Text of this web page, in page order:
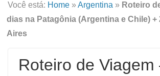
Você está: Home »Argentina » Roteiro
dias na Patagônia (Argentina e Chile) +
Aires
Roteiro de Viagem